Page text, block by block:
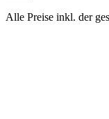
Alle Preise inkl. der